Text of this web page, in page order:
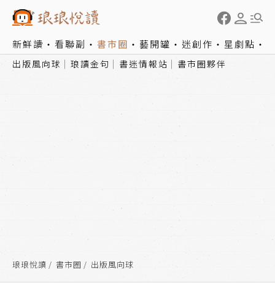
新鮮讀 看聯副 書市圈 藝開罐 迷創作 星劇點
出版風向球 琅讀金句 書迷情報站 書市圈夥伴
琅琅悅讀 書市圈 出版風向球